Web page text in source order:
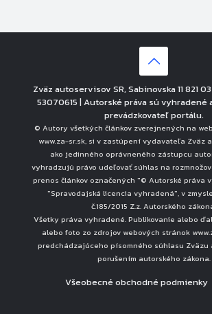
Zväz autoservisov SR, Sabinovska 11 821
53070615 | Autorské práva sú vyhradené
prevádzkovateľ portálu.
© Autory všetkých článkov zverejnených na
www.za-sr.sk, si v zastúpení vydavateľa Zväz
ako jedinného oprávneného zástupcu
vyhradzujú právo udeľovať súhlas na
prenos článkov označených "© Autorské práva
"Spravodajská licencia vyhradená", v
č.185/2015 Z.z. Autorského
Všetky práva vyhradené. Publikovanie alebo
alebo foto zo zdrojov webových stránok
predchádzajúceho písomného súhlasu Zväzu
porušením autorského zákona.
Všeobecné obchodné podmienky